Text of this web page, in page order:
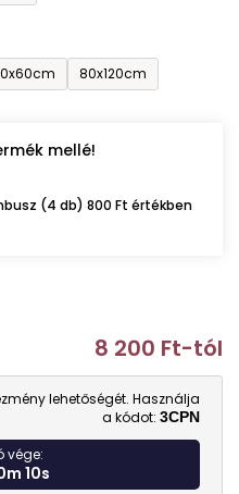
80x120cm
mellé!
(4 db) 800 Ft értékben
8 200 Ft-tól
lehetőségét. Használja
a kódot: 3CPN
vége:
9s